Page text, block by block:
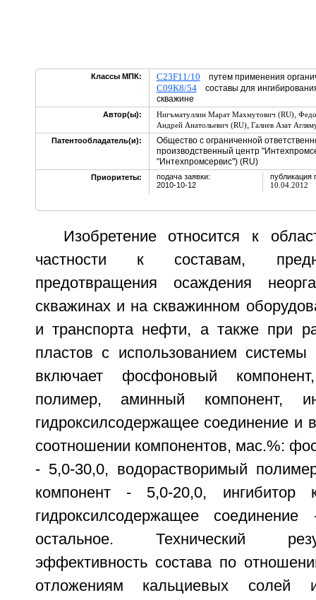
Классы МПК: C23F11/10 путем применения
C09K8/54составы для
скважине
Автор(ы): Нигъматуллин Марат Махмутович (RU),
Андрей Анатольевич (RU), Галиев Азат
Патентообладатель(и):
Общество с ограниченной
производственный центр
"Интехпромсервис") (RU)
Приоритеты:
подача заявки:
2010-10-12
публикация
10.04.2012
Изобретение относится к
частности к составам,
предотвращения осаждения
скважинах и на скважинном
и транспорта нефти, а также при
пластов с использованием системы
включает фосфоновый
полимер, аминный компонент,
гидроксилсодержащее соединение
соотношении компонентов, мас.%:
- 5,0-30,0, водорастворимый
компонент - 5,0-20,0, ингибитор
гидроксилсодержащее
остальное. Технический
эффективность состава по
отложениям кальциевых солей